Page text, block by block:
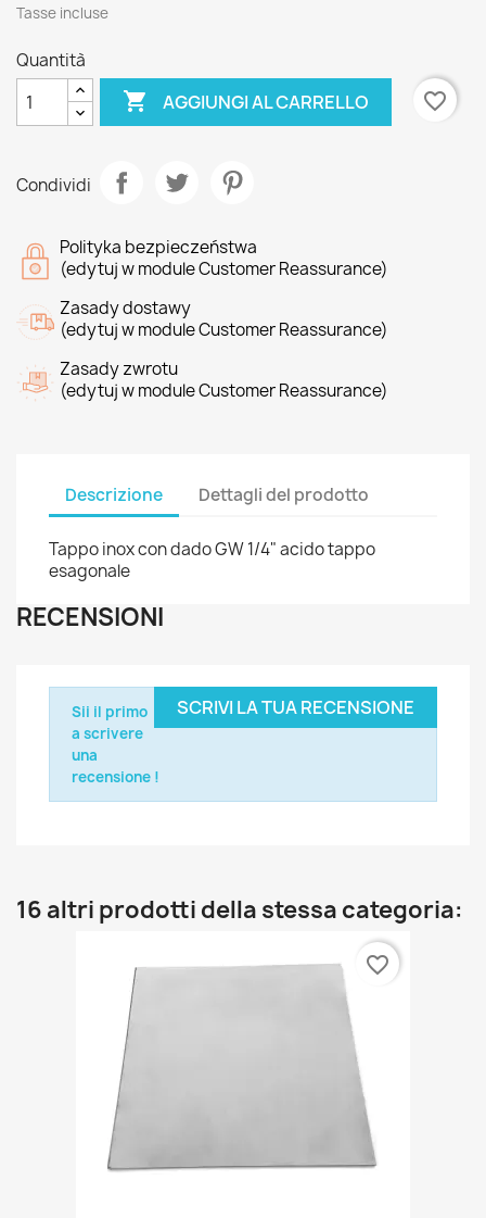
Tasse incluse
Quantità
 AGGIUNGI AL CARRELLO favorite_border
Condividi
Polityka bezpieczeństwa
(edytuj w module Customer Reassurance)
Zasady dostawy
(edytuj w module Customer Reassurance)
Zasady zwrotu
(edytuj w module Customer Reassurance)
Descrizione Dettagli del prodotto
Tappo inox con dado GW 1/4" acido tappo
esagonale
RECENSIONI
SCRIVI LA TUA RECENSIONE
Sii il primo
a scrivere
una
recensione !
16 altri prodotti della stessa categoria:
favorite_border